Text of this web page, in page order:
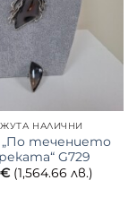
НАЛИЧНИ
„По течението
G729
€ (1,564.66 лв.)